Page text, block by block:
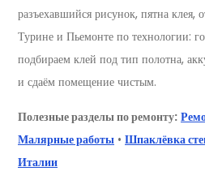
разъехавшийся рисунок, пятна
Турине и Пьемонте по технологии:
подбираем клей под тип полотна,
и сдаём помещение чистым.
Полезные разделы по ремонту:
Малярные работы • Шпаклёвка
Италии